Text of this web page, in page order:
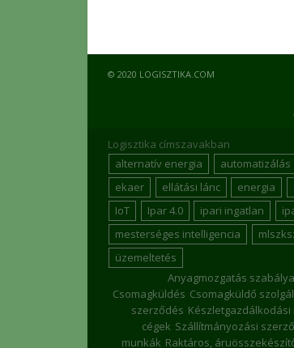
© 2020 LOGISZTIKA.COM
Logisztika címszavakban
alternatív energia
automatizálás
ekaer
ellátási lánc energia
IoT
Ipar 4.0 ipari ingatlan
mesterséges intelligencia
üzemeltetés
Anyagmozgatás
Csomagküldés Csomagküldő
szerződés
cégek Szállítmányozási
munkák Raktáros,